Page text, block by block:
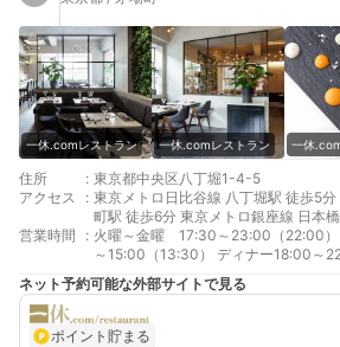
一休.comレストラン 一休.comレストラン 一休
住所 : 東京都中央区八丁堀1-4-5
アクセス
: 東京メトロ日比谷線 八丁堀駅 徒歩5
町駅 徒歩6分 東京メトロ銀座線 日本
営業時間
: 火曜～金曜 17:30～23:00（22:00
～15:00（13:30） ディナー18:00～
17:00～22:00（21:00）
ネット予約可能な外部サイトで見る
ポイント貯まる